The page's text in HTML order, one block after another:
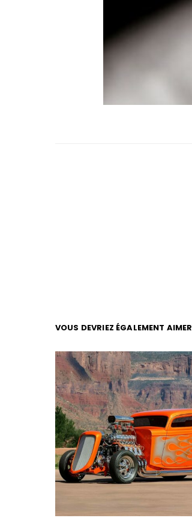
VOUS DEVRIEZ ÉGALEMENT AIMER